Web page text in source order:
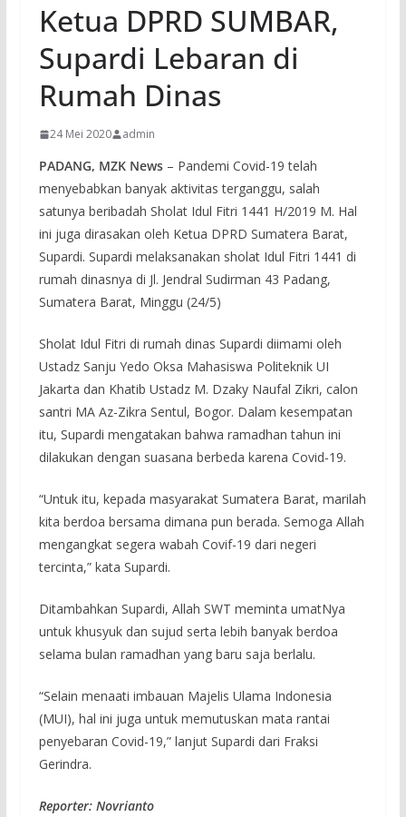
Ketua DPRD SUMBAR,
Supardi Lebaran di
Rumah Dinas
24 Mei 2020 admin
PADANG, MZK News– Pandemi Covid-19 telah
menyebabkan banyak aktivitas terganggu, salah
satunya beribadah Sholat Idul Fitri 1441 H/2019 M. Hal
ini juga dirasakan oleh Ketua DPRD Sumatera Barat,
Supardi. Supardi melaksanakan sholat Idul Fitri 1441 di
rumah dinasnya di Jl. Jendral Sudirman 43 Padang,
Sumatera Barat, Minggu (24/5)
Sholat Idul Fitri di rumah dinas Supardi diimami oleh
Ustadz Sanju Yedo Oksa Mahasiswa Politeknik UI
Jakarta dan Khatib Ustadz M. Dzaky Naufal Zikri, calon
santri MA Az-Zikra Sentul, Bogor. Dalam kesempatan
itu, Supardi mengatakan bahwa ramadhan tahun ini
dilakukan dengan suasana berbeda karena Covid-19.
“Untuk itu, kepada masyarakat Sumatera Barat, marilah
kita berdoa bersama dimana pun berada. Semoga Allah
mengangkat segera wabah Covif-19 dari negeri
tercinta,” kata Supardi.
Ditambahkan Supardi, Allah SWT meminta umatNya
untuk khusyuk dan sujud serta lebih banyak berdoa
selama bulan ramadhan yang baru saja berlalu.
“Selain menaati imbauan Majelis Ulama Indonesia
(MUI), hal ini juga untuk memutuskan mata rantai
penyebaran Covid-19,” lanjut Supardi dari Fraksi
Gerindra.
Reporter: Novrianto